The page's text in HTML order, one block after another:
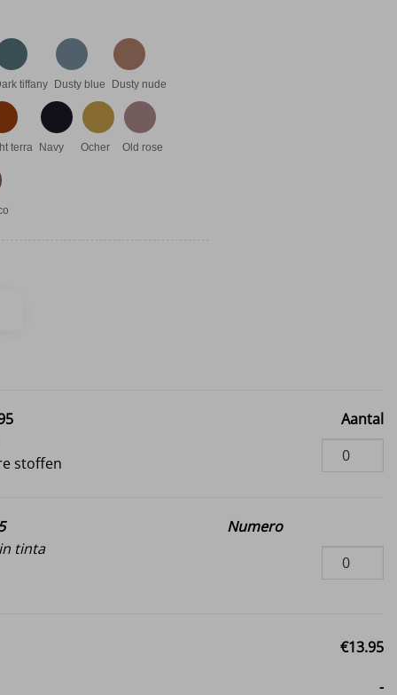
tiffany Dusty blue Dusty nude
terra Navy Ocher Old rose
stoffen
Aantal
tinta
Numero
€13.95
-